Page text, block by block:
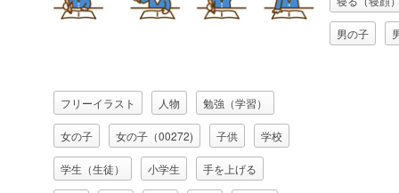
フリーイラスト 人物 勉強（学習）
女の子 女の子（00272) 子供 学校
学生（生徒） 小学生 手を上げる
男の子